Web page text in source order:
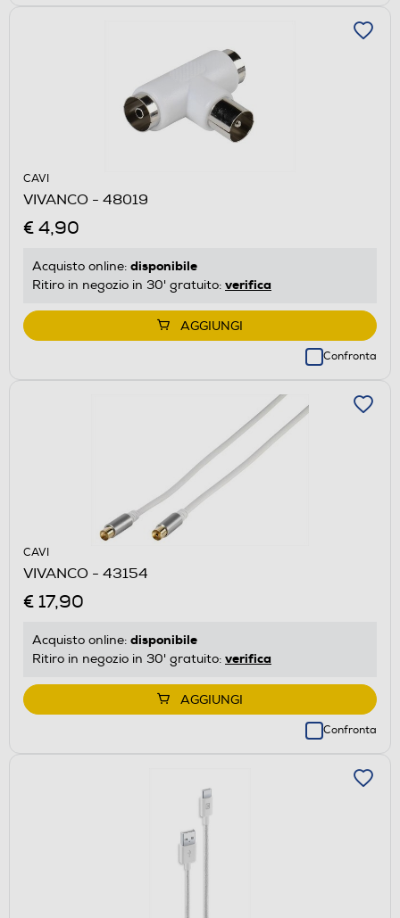
CAVI
VIVANCO - 48019
€ 4,90
Acquisto online: disponibile
Ritiro in negozio in 30' gratuito: verifica
AGGIUNGI
Confronta
CAVI
VIVANCO - 43154
€ 17,90
Acquisto online: disponibile
Ritiro in negozio in 30' gratuito: verifica
AGGIUNGI
Confronta